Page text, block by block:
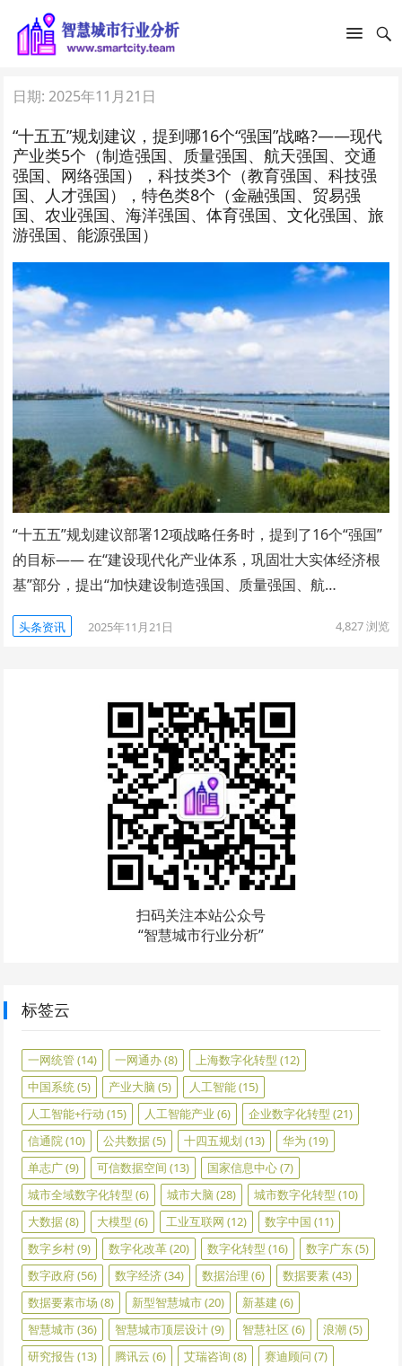
日期:2025年11月21日
“十五五”规划建议，提到哪16个“强国”战略?——现代
产业类5个（制造强国、质量强国、航天强国、交通
强国、网络强国），科技类3个（教育强国、科技强
国、人才强国），特色类8个（金融强国、贸易强
国、农业强国、海洋强国、体育强国、文化强国、旅
游强国、能源强国）
“十五五”规划建议部署12项战略任务时，提到了16个“强国”
的目标—— 在“建设现代化产业体系，巩固壮大实体经济根
基”部分，提出“加快建设制造强国、质量强国、航…
头条资讯 2025年11月21日 4,827浏览
扫码关注本站公众号
“智慧城市行业分析”
标签云
一网统管(14) 一网通办(8) 上海数字化转型 (12)
中国系统(5) 产业大脑 (5) 人工智能(15)
人工智能+行动 (15) 人工智能产业 (6) 企业数字化转型 (21)
信通院(10) 公共数据(5) 十四五规划 (13) 华为 (19)
单志广(9) 可信数据空间 (13) 国家信息中心(7)
城市全域数字化转型 (6) 城市大脑 (28) 城市数字化转型 (10)
大数据(8) 大模型 (6) 工业互联网 (12) 数字中国 (11)
数字乡村(9) 数字化改革(20) 数字化转型 (16) 数字广东(5)
数字政府(56) 数字经济(34) 数据治理 (6) 数据要素(43)
数据要素市场 (8) 新型智慧城市(20) 新基建 (6)
智慧城市(36) 智慧城市顶层设计(9) 智慧社区 (6) 浪潮(5)
研究报告(13) 腾讯云 (6) 艾瑞咨询 (8) 赛迪顾问 (7)